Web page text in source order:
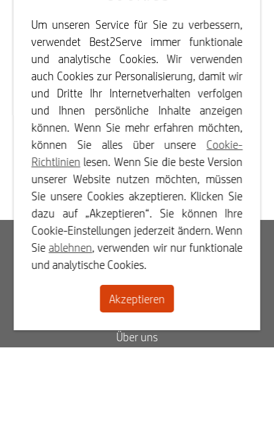
Log In
Kontakt
Über uns
Um unseren Service für Sie zu verbessern,
verwendet Best2Serve immer funktionale
und analytische Cookies. Wir verwenden
auch Cookies zur Personalisierung, damit wir
und Dritte Ihr Internetverhalten verfolgen
und Ihnen persönliche Inhalte anzeigen
können. Wenn Sie mehr erfahren möchten,
können Sie alles über unsere Cookie-
Richtlinien lesen. Wenn Sie die beste Version
unserer Website nutzen möchten, müssen
Sie unsere Cookies akzeptieren. Klicken Sie
dazu auf „Akzeptieren“. Sie können Ihre
Cookie-Einstellungen jederzeit ändern. Wenn
Sie ablehnen, verwenden wir nur funktionale
und analytische Cookies.
Akzeptieren